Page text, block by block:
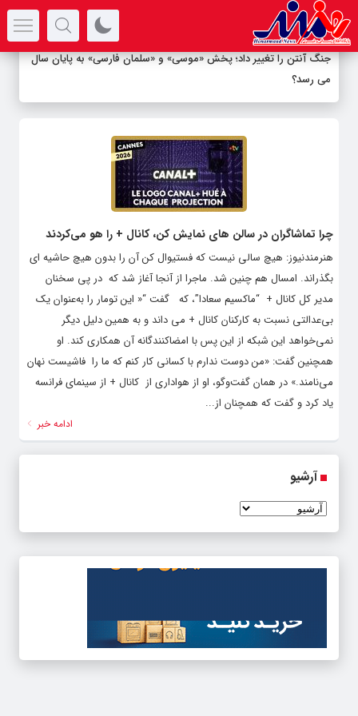
جنگ آنتن را تغییر داد؛ پخش «موسی» و «سلمان فارسی» به پایان سال
می رسد؟
چرا تماشاگران در سالن های نمایش کن، کانال + را هو می‌کردند
هنرمندنیوز: هیچ سالی نیست که فستیوال کن آن را بدون هیچ حاشیه ای
بگذراند. امسال هم چنین شد. ماجرا از آنجا آغاز شد که در پی سخنان
مدیر کل کانال + “ماکسیم سعادا”، که گفت “« این تومار را به‌عنوان یک
بی‌عدالتی نسبت به کارکنان کانال + می داند و به همین دلیل دیگر
نمی‌خواهد این شبکه از این پس با امضاکنندگانه آن همکاری کند. او
همچنین گفت: «من دوست ندارم با کسانی کار کنم که ما را فاشیست نهان
می‌نامند.» در همان گفت‌وگو، او از هواداری از کانال + از سینمای فرانسه
یاد کرد و گفت که همچنان از...
ادامه خبر
آرشیو